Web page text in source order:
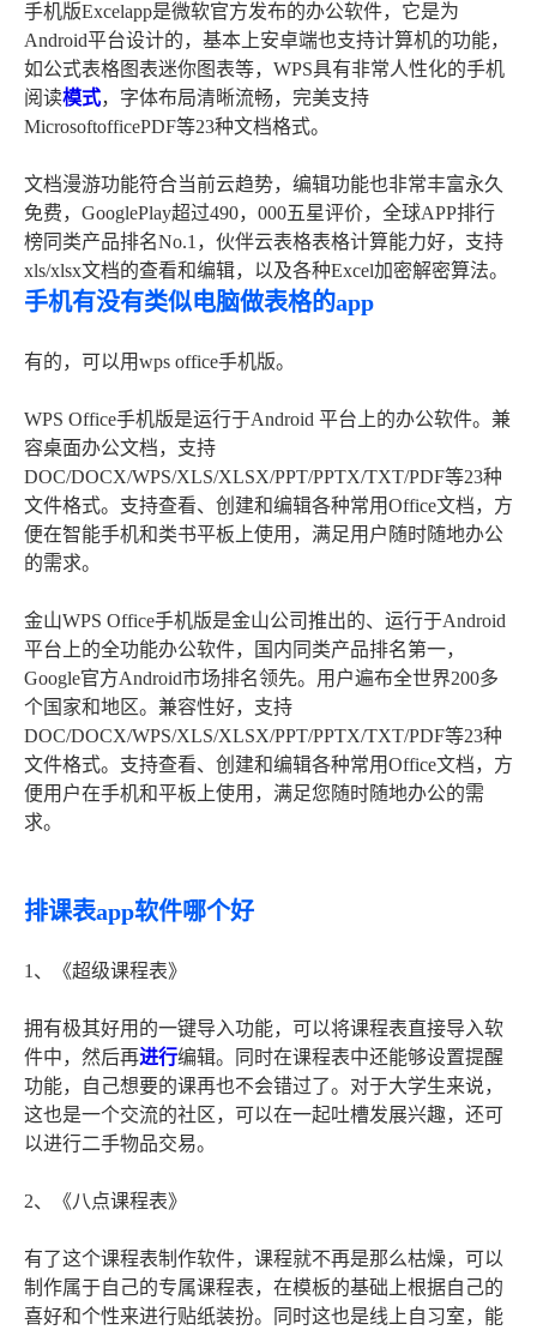
手机版Excelapp是微软官方发布的办公软件，它是为
Android平台设计的，基本上安卓端也支持计算机的功能，
如公式表格图表迷你图表等，WPS具有非常人性化的手机
阅读模式，字体布局清晰流畅，完美支持
MicrosoftofficePDF等23种文档格式。
文档漫游功能符合当前云趋势，编辑功能也非常丰富永久
免费，GooglePlay超过490，000五星评价，全球APP排行
榜同类产品排名No.1，伙伴云表格表格计算能力好，支持
xls/xlsx文档的查看和编辑，以及各种Excel加密解密算法。
手机有没有类似电脑做表格的app
有的，可以用wps office手机版。
WPS Office手机版是运行于Android 平台上的办公软件。兼
容桌面办公文档，支持
DOC/DOCX/WPS/XLS/XLSX/PPT/PPTX/TXT/PDF等23种
文件格式。支持查看、创建和编辑各种常用Office文档，方
便在智能手机和类书平板上使用，满足用户随时随地办公
的需求。
金山WPS Office手机版是金山公司推出的、运行于Android
平台上的全功能办公软件，国内同类产品排名第一，
Google官方Android市场排名领先。用户遍布全世界200多
个国家和地区。兼容性好，支持
DOC/DOCX/WPS/XLS/XLSX/PPT/PPTX/TXT/PDF等23种
文件格式。支持查看、创建和编辑各种常用Office文档，方
便用户在手机和平板上使用，满足您随时随地办公的需
求。
排课表app软件哪个好
1、《超级课程表》
拥有极其好用的一键导入功能，可以将课程表直接导入软
件中，然后再进行编辑。同时在课程表中还能够设置提醒
功能，自己想要的课再也不会错过了。对于大学生来说，
这也是一个交流的社区，可以在一起吐槽发展兴趣，还可
以进行二手物品交易。
2、《八点课程表》
有了这个课程表制作软件，课程就不再是那么枯燥，可以
制作属于自己的专属课程表，在模板的基础上根据自己的
喜好和个性来进行贴纸装扮。同时这也是线上自习室，能